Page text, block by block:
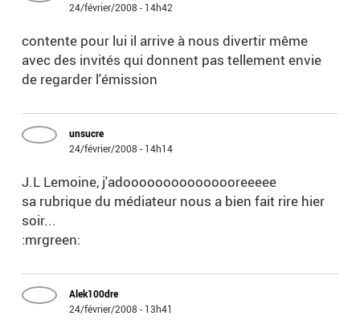
24/février/2008 - 14h42
contente pour lui il arrive à nous divertir même
avec des invités qui donnent pas tellement envie
de regarder l'émission
unsucre
24/février/2008 - 14h14
J.L Lemoine, j'adooooooooooooooreeeee
sa rubrique du médiateur nous a bien fait rire hier
soir...
:mrgreen:
Alek100dre
24/février/2008 - 13h41